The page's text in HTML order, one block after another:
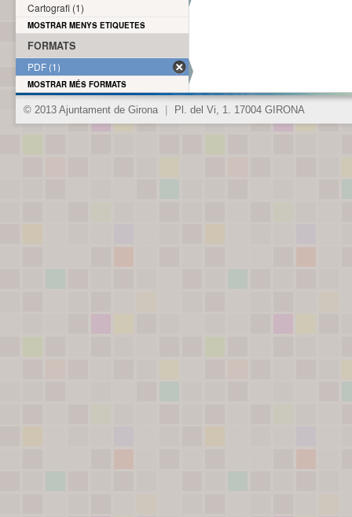
Cartografi (1)
MOSTRAR MENYS ETIQUETES
FORMATS
PDF (1)
MOSTRAR MÉS FORMATS
© 2013 Ajuntament de Girona Pl. del Vi, 1. 17004 GIRONA